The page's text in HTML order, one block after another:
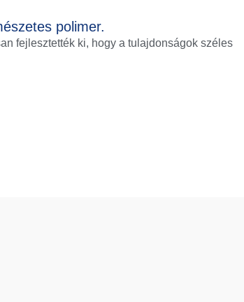
polimer.
fejlesztették ki, hogy a tulajdonságok széles